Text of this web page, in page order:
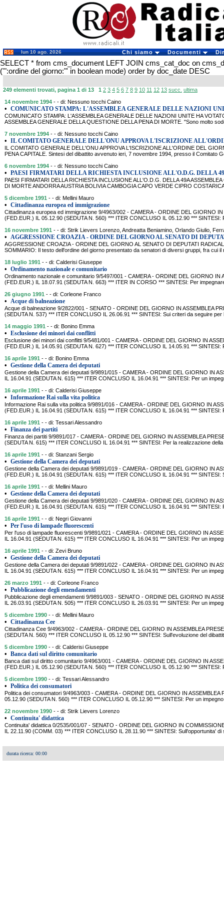
lun 10 ago. 2026 Chi siamo Documenti
SELECT * from cms_document LEFT JOIN cms_cat_doc on
('":ordine del giorno:"' in boolean mode) order by doc_date DESC
249 elementi trovati, pagina 1 di 13 1 2 3 4 5 6 7 8 9 10 11 12 13 succ. ultima
14 novembre 1994 - - di: Nessuno tocchi Caino
• COMUNICATO STAMPA: L'ASSEMBLEA GENERALE DELLE NAZIONI
COMUNICATO STAMPA: L'ASSEMBLEA GENERALE DELLE NAZIONI UNITE HA
ASSEMBLEA GENERALE DELLA QUESTIONE DELLA PENA DI MORTE. "Sono molto
7 novembre 1994 - - di: Nessuno tocchi Caino
• IL COMITATO GENERALE DELL'ONU APPROVA L'ISCRIZIONE
IL COMITATO GENERALE DELL'ONU APPROVA L'ISCRIZIONE ALL'ORDINE DEL
PENA CAPITALE. Sintesi del dibattito avvenuto ieri, 7 novembre 1994, presso il Comitato
6 novembre 1994 - - di: Nessuno tocchi Caino
• PAESI FIRMATARI DELLA RICHIESTA INCLUSIONE ALL'O.D.G. DELLA
PAESI FIRMATARI DELLA RICHIESTA INCLUSIONE ALL'O.D.G. DELLA 49A
DI MORTE ANDORRA AUSTRIA BOLIVIA CAMBOGIA CAPO VERDE CIPRO
5 dicembre 1991 - - di: Mellini Mauro
• Cittadinanza europea ed immigrazione
Cittadinanza europea ed immigrazione 9/4963/002 - CAMERA - ORDINE DEL GIORNO IN
(FED.EUR.) IL 05.12.90 (SEDUTA N. 560) *** ITER CONCLUSO IL 05.12.90 ***
16 novembre 1991 - - di: Strik Lievers Lorenzo, Andreatta Beniamino, Orlando Giulio,
• AGGRESSIONE CROAZIA - ORDINE DEL GIORNO AL SENATO DI
AGGRESSIONE CROAZIA - ORDINE DEL GIORNO AL SENATO DI DEPUTATI
SOMMARIO: Il testo dell'ordine del giorno presentato da senatori di diversi gruppi, fra cui il
18 luglio 1991 - - di: Calderisi Giuseppe
• Ordinamento nazionale e comunitario
Ordinamento nazionale e comunitario 9/5497/001 - CAMERA - ORDINE DEL GIORNO IN
(FED.EUR.) IL 18.07.91 (SEDUTA N. 663) *** ITER IN CORSO *** SINTESI: Per
26 giugno 1991 - - di: Corleone Franco
• Acque di balneazione
Acque di balneazione 9/2822/001 - SENATO - ORDINE DEL GIORNO IN ASSEMBLEA
(SEDUTA N. 537) *** ITER CONCLUSO IL 26.06.91 *** SINTESI: Sui criteri da seguire per
14 maggio 1991 - - di: Bonino Emma
• Esclusione dei minori dai conflitti
Esclusione dei minori dai conflitti 9/5481/001 - CAMERA - ORDINE DEL GIORNO IN
(FED.EUR.) IL 14.05.91 (SEDUTA N. 627) *** ITER CONCLUSO IL 14.05.91 ***
16 aprile 1991 - - di: Bonino Emma
• Gestione della Camera dei deputati
Gestione della Camera dei deputati 9/9891/015 - CAMERA - ORDINE DEL GIORNO IN
IL 16.04.91 (SEDUTA N. 615) *** ITER CONCLUSO IL 16.04.91 *** SINTESI: Per un
16 aprile 1991 - - di: Calderisi Giuseppe
• Informazione Rai sulla vita politica
Informazione Rai sulla vita politica 9/9891/016 - CAMERA - ORDINE DEL GIORNO IN
(FED.EUR.) IL 16.04.91 (SEDUTA N. 615) *** ITER CONCLUSO IL 16.04.91 *** SINTESI:
16 aprile 1991 - - di: Tessari Alessandro
• Finanza dei partiti
Finanza dei partiti 9/9891/017 - CAMERA - ORDINE DEL GIORNO IN ASSEMBLEA
(SEDUTA N. 615) *** ITER CONCLUSO IL 16.04.91 *** SINTESI: Per la realizzazione
16 aprile 1991 - - di: Stanzani Sergio
• Gestione della Camera dei deputati
Gestione della Camera dei deputati 9/9891/019 - CAMERA - ORDINE DEL GIORNO IN
(FED.EUR.) IL 16.04.91 (SEDUTA N. 615) *** ITER CONCLUSO IL 16.04.91 *** SINTESI:
16 aprile 1991 - - di: Mellini Mauro
• Gestione della Camera dei deputati
Gestione della Camera dei deputati 9/9891/020 - CAMERA - ORDINE DEL GIORNO IN
(FED.EUR.) IL 16.04.91 (SEDUTA N. 615) *** ITER CONCLUSO IL 16.04.91 *** SINTESI:
16 aprile 1991 - - di: Negri Giovanni
• Per l'uso di lampade fluorescenti
Per l'uso di lampade fluorescenti 9/9891/021 - CAMERA - ORDINE DEL GIORNO IN
IL 16.04.91 (SEDUTA N. 615) *** ITER CONCLUSO IL 16.04.91 *** SINTESI: Per un
16 aprile 1991 - - di: Zevi Bruno
• Gestione della Camera dei deputati
Gestione della Camera dei deputati 9/9891/022 - CAMERA - ORDINE DEL GIORNO IN
IL 16.04.91 (SEDUTA N. 615) *** ITER CONCLUSO IL 16.04.91 *** SINTESI: Per un
26 marzo 1991 - - di: Corleone Franco
• Pubblicazione degli emendamenti
Pubblicazione degli emendamenti 9/9891/003 - SENATO - ORDINE DEL GIORNO IN
IL 26.03.91 (SEDUTA N. 505) *** ITER CONCLUSO IL 26.03.91 *** SINTESI: Per un
5 dicembre 1990 - - di: Mellini Mauro
• Cittadinanza Cee
Cittadinanza Cee 9/4963/002 - CAMERA - ORDINE DEL GIORNO IN ASSEMBLEA
(SEDUTA N. 560) *** ITER CONCLUSO IL 05.12.90 *** SINTESI: Sull'evoluzione del
5 dicembre 1990 - - di: Calderisi Giuseppe
• Banca dati sul diritto comunitario
Banca dati sul diritto comunitario 9/4963/001 - CAMERA - ORDINE DEL GIORNO IN
(FED.EUR.) IL 05.12.90 (SEDUTA N. 560) *** ITER CONCLUSO IL 05.12.90 *** SINTESI:
5 dicembre 1990 - - di: Tessari Alessandro
• Politica dei consumatori
Politica dei consumatori 9/4963/003 - CAMERA - ORDINE DEL GIORNO IN ASSEMBLEA
05.12.90 (SEDUTA N. 560) *** ITER CONCLUSO IL 05.12.90 *** SINTESI: Per un
22 novembre 1990 - - di: Strik Lievers Lorenzo
• Continuita' didattica
Continuita' didattica 0/2535/001/07 - SENATO - ORDINE DEL GIORNO IN
IL 22.11.90 (COMM. 03) *** ITER CONCLUSO IL 28.11.90 *** SINTESI: Sull'opportunita'
durata ricerca: 00:00